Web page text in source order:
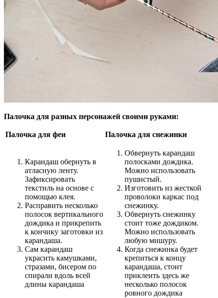
Палочка для разных персонажей своими руками:
Палочка для феи Палочка для снежинки
Карандаш обернуть в
атласную ленту.
Зафиксировать
текстиль на основе с
помощью клея.
Расправить несколько
полосок вертикального
дождика и прикрепить
к кончику заготовки из
карандаша.
Сам карандаш
украсить камушками,
стразами, бисером по
спирали вдоль всей
длины карандаша
Обвернуть карандаш
полосками дождика.
Можно использовать
пушистый.
Изготовить из жесткой
проволоки каркас под
снежинку.
Обвернуть снежинку
стоит тоже дождиком.
Можно использовать
любую мишуру.
Когда снежинка будет
крепиться к концу
карандаша, стоит
приклеить здесь же
несколько полосок
ровного дождика